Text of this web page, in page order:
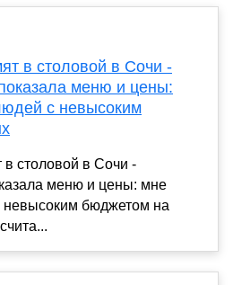
в столовой в Сочи -
меню и цены:
с невысоким
в столовой в Сочи -
меню и цены: мне
невысоким бюджетом на